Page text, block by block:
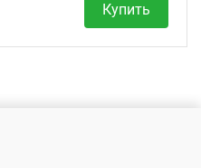
Купить